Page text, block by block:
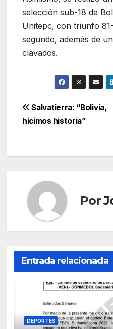
selección sub-18 de
Unitepc, con triunfo
segundo, además de
clavados.
Navegación
entradas
Salvatierra: “Bolivia,
hicimos historia”
Por
Entrada relacionada
DEPORTES